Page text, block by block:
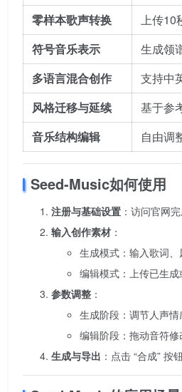
零样本歌声转换
上传10
符号音乐表示
生成领
多语言混合创作
支持中
风格迁移与延续
基于参
音乐结构编辑
自由调
Seed-Music如何使用
注册与基础设置 ：访问官网
输入创作素材 ：
生成模式：输入歌词、
编辑模式：上传已生成
参数调整 ：
生成阶段：调节人声情
编辑阶段：拖动音符修
生成与导出 ：点击 “合成”